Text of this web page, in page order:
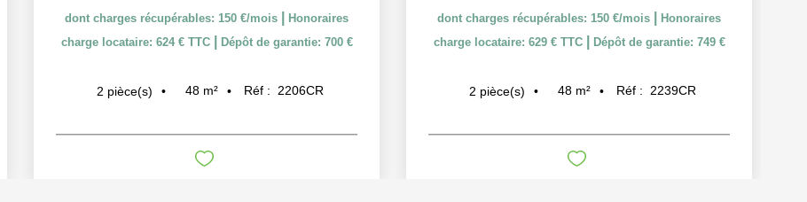
dont charges récupérables: 150 €/mois
Honoraires
charge locataire: 624 € TTC
Dépôt de garantie: 700 €
2 pièce(s) 48 m² Réf : 2206CR
dont charges récupérables: 150 €/mois
Honoraires
charge locataire: 629 € TTC
Dépôt de garantie: 749 €
2 pièce(s) 48 m² Réf : 2239CR